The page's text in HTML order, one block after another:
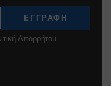
Απορρήτου